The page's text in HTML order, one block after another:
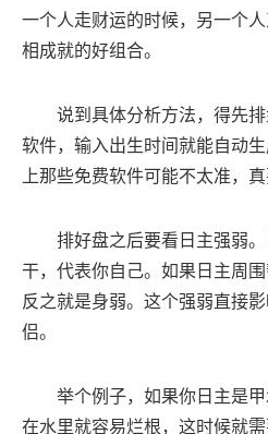
一个人走财运的时候，另一个
相成就的好组合。
说到具体分析方法，得先
软件，输入出生时间就能自动
上那些免费软件可能不太准，
排好盘之后要看日主强弱
干，代表你自己。如果日主周围
反之就是身弱。这个强弱直接
侣。
举个例子，如果你日主是
在水里就容易烂根，这时候就